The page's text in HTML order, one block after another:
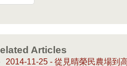
Articles
2014-11-25 - 從見晴榮民農場到